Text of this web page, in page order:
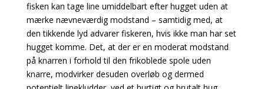
fisken kan tage line umiddelbart efter hugget uden at
mærke nævneværdig modstand – samtidig med, at
den tikkende lyd advarer fiskeren, hvis ikke man har set
hugget komme. Det, at der er en moderat modstand
på knarren i forhold til den frikoblede spole uden
knarre, modvirker desuden overløb og dermed